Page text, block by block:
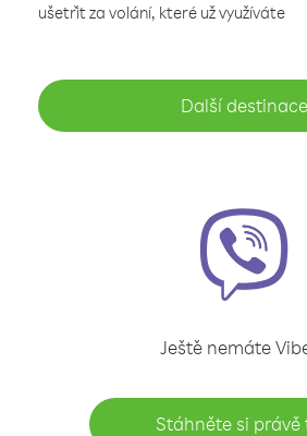
ušetřit za volání, které už využíváte
Další destinace
Ještě nemáte
Stáhněte si právě